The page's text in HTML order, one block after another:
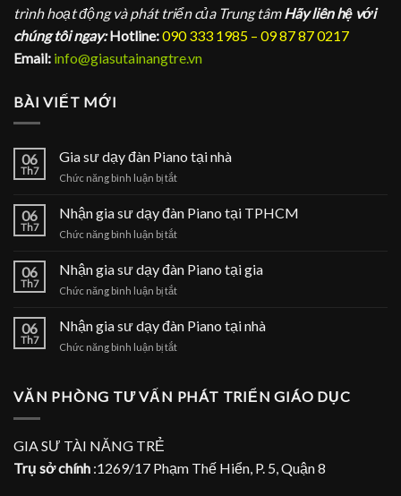
trình hoạt động và phát triển của Trung tâm Hãy liên hệ với
chúng tôi ngay: Hotline:090 333 1985 – 09 87 87 0217
Email: info@giasutainangtre.vn
BÀI VIẾT MỚI
06
Th7
Gia sư dạy đàn Piano tại nhà
Chức năng bình luận bị tắtở
đàn
tại
06
Th7
Nhận gia sư dạy đàn Piano tại TPHCM
Chức năng bình luận bị tắtở
gia
dạy
Piano
06
Th7
Nhận gia sư dạy đàn Piano tại gia
Chức năng bình luận bị tắtở
gia
dạy
tại
06
Th7
Nhận gia sư dạy đàn Piano tại nhà
Chức năng bình luận bị tắtở
sư
nhà
VĂN PHÒNG TƯ VẤN PHÁT TRIỂN GIÁO DỤC
GIA SƯ TÀI NĂNG TRẺ
Trụ sở chính :1269/17 Phạm Thế Hiển, P. 5, Quận 8